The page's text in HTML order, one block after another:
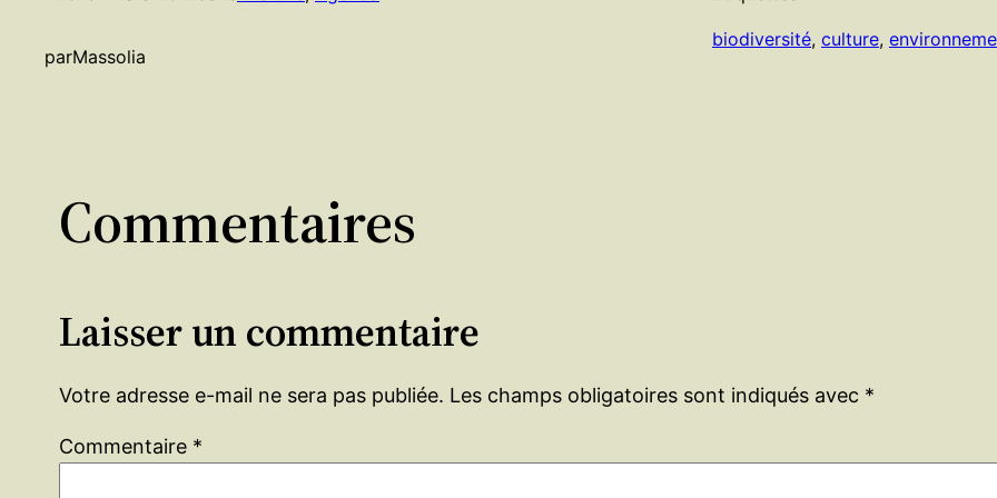
parMassolia
biodiversité, culture,
Commentaires
Laisser un commentaire
Votre adresse e-mail ne sera pas publiée. Les champs obligatoires sont indiqués avec *
Commentaire *